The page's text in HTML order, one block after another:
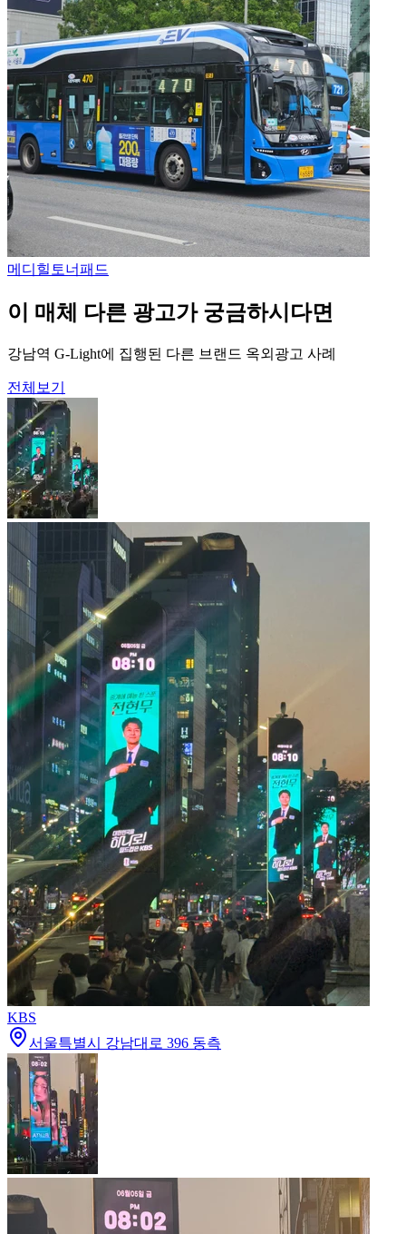
메디힐 토너패드
이 매체 다른 광고가 궁금하시다면
강남역 G-Light에 집행된 다른 브랜드 옥외광고 사례
전체보기
KBS
서울특별시 강남대로 396 동측